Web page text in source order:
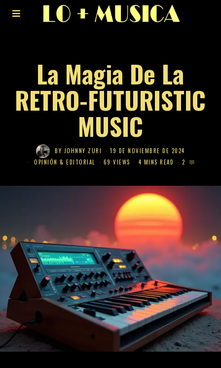
La Magia De La
RETRO-FUTURISTIC
MUSIC
BY JOHNNY ZURI
19 DE NOVIEMBRE DE 2024
OPINIÓN & EDITORIAL
69 VIEWS 4 MINS READ 2